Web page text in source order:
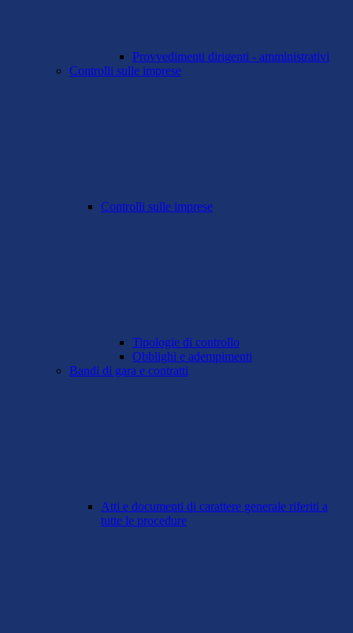
Provvedimenti dirigenti - amministrativi
Controlli sulle imprese
Controlli sulle imprese
Tipologie di controllo
Obblighi e adempimenti
Bandi di gara e contratti
Atti e documenti di carattere generale riferiti a
tutte le procedure